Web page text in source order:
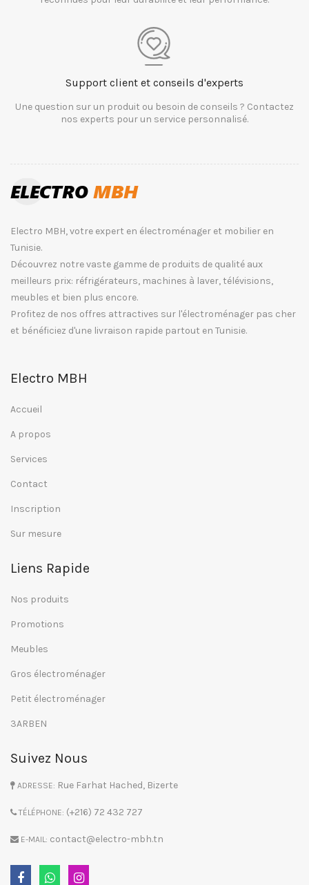
Support client et conseils d'experts
Une question sur un produit ou besoin de conseils ? Contactez
nos experts pour un service personnalisé.
Electro MBH, votre expert en électroménager et mobilier en
Tunisie.
Découvrez notre vaste gamme de produits de qualité aux
meilleurs prix: réfrigérateurs, machines à laver, télévisions,
meubles et bien plus encore.
Profitez de nos offres attractives sur l'électroménager pas cher
et bénéficiez d'une livraison rapide partout en Tunisie.
Electro MBH
Accueil
A propos
Services
Contact
Inscription
Sur mesure
Liens Rapide
Nos produits
Promotions
Meubles
Gros électroménager
Petit électroménager
3ARBEN
Suivez Nous
ADRESSE: Rue Farhat Hached, Bizerte
TÉLÉPHONE: (+216) 72 432 727
E-MAIL: contact@electro-mbh.tn